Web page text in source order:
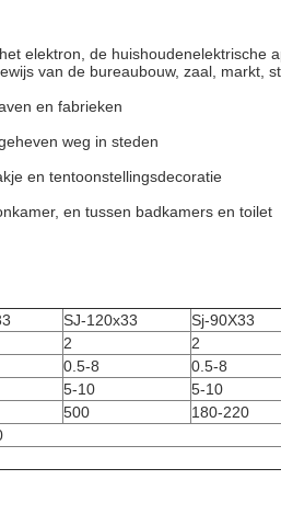
elektron, de
van de bureaubouw, zaal, markt,
en fabrieken
weg in steden
en tentoonstellingsdecoratie
en tussen badkamers en toilet
SJ-120x33
Sj-90X33
2
2
0.5-8
0.5-8
5-10
5-10
500
180-220